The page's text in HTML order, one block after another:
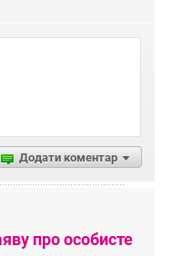
Додати коментар
про особисте